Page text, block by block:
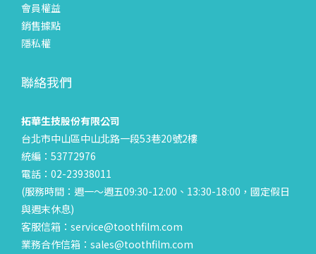
會員權益
銷售據點
隱私權
聯絡我們
拓華生技股份有限公司
台北市中山區中山北路一段53巷20號2樓
統編：53772976
電話：02-23938011
(服務時間：週一～週五09:30-12:00、13:30-18:00，國定假日
與週末休息)
客服信箱：service@toothfilm.com
業務合作信箱：sales@toothfilm.com